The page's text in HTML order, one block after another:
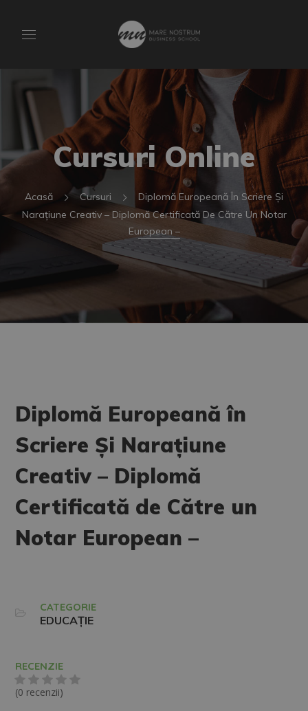
Cursuri Online
Acasă Cursuri
Diplomă Europeană În Scriere Și
Narațiune Creativ – Diplomă Certificată De Către Un Notar
European –
Diplomă Europeană în
Scriere Și Narațiune
Creativ – Diplomă
Certificată de Către un
Notar European –
CATEGORIE
EDUCAȚIE
RECENZIE
(0 recenzii)